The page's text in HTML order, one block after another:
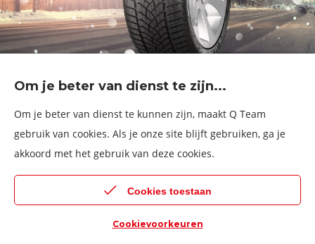
Om je beter van dienst te zijn...
Om je beter van dienst te kunnen zijn, maakt Q Team
gebruik van cookies. Als je onze site blijft gebruiken, ga je
akkoord met het gebruik van deze cookies.
Cookies toestaan
Cookievoorkeuren
Ervaren Bandenmonteur (VDK) te
Oostende
Oostende Zandvoorde fulltime